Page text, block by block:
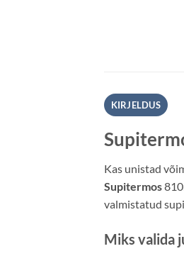
KIRJELDUS
Kas unistad
Supitermos
valmistatud
Miks valida